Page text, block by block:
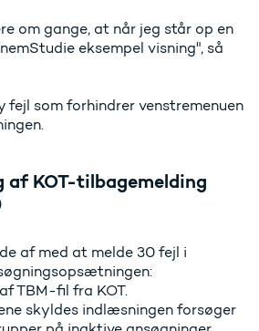
om gange, at når jeg står op en
eksempel visning", så
fejl som forhindrer venstremenuen
af KOT-tilbagemelding
af med at melde 30 fejl i
TBM-fil fra KOT.
skyldes indlæsningen forsøger